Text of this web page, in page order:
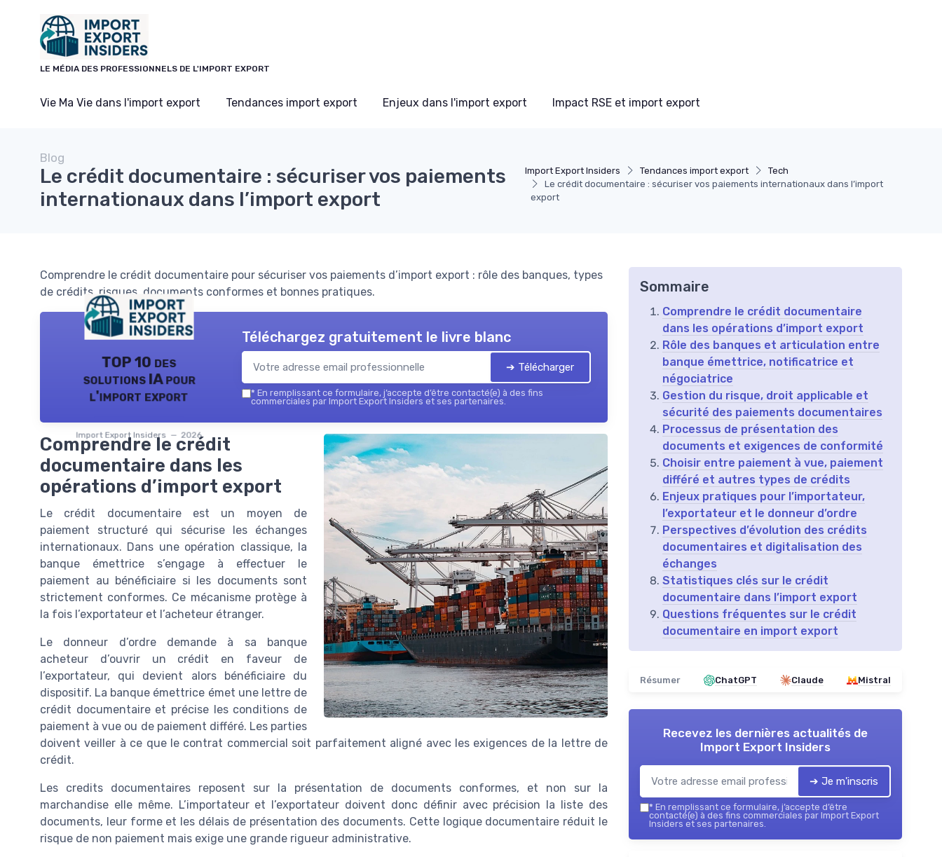
LE MÉDIA DES PROFESSIONNELS DE L'IMPORT EXPORT
Vie Ma Vie dans l'import export Tendances import export Enjeux dans l'import export Impact RSE et import export
Import Export Insiders Tendances import export
Tech
Le crédit documentaire : sécuriser vos paiements internationaux dans l’import
export
Blog
Le crédit documentaire : sécuriser vos paiements
internationaux dans l’import export
Comprendre le crédit documentaire pour sécuriser vos paiements d’import export : rôle des banques, types
de crédits, risques, documents conformes et bonnes pratiques.
TOP 10 des
solutions IA pour
l'import export
Import Export Insiders — 2026
Téléchargez gratuitement le livre blanc
➔ Télécharger
* En remplissant ce formulaire, j’accepte d’être contacté(e) à des fins
commerciales par Import Export Insiders et ses partenaires.
Comprendre le crédit
documentaire dans les
opérations d’import export
Le crédit documentaire est un moyen de
paiement structuré qui sécurise les échanges
internationaux. Dans une opération classique, la
banque émettrice s’engage à effectuer le
paiement au bénéficiaire si les documents sont
strictement conformes. Ce mécanisme protège à
la fois l’exportateur et l’acheteur étranger.
Le donneur d’ordre demande à sa banque
acheteur d’ouvrir un crédit en faveur de
l’exportateur, qui devient alors bénéficiaire du
dispositif. La banque émettrice émet une lettre de
crédit documentaire et précise les conditions de
paiement à vue ou de paiement différé. Les parties
doivent veiller à ce que le contrat commercial soit parfaitement aligné avec les exigences de la lettre de
crédit.
Les credits documentaires reposent sur la présentation de documents conformes, et non sur la
marchandise elle même. L’importateur et l’exportateur doivent donc définir avec précision la liste des
documents, leur forme et les délais de présentation des documents. Cette logique documentaire réduit le
risque de non paiement mais exige une grande rigueur administrative.
Sommaire
Comprendre le crédit documentaire
dans les opérations d’import export
Rôle des banques et articulation entre
banque émettrice, notificatrice et
négociatrice
Gestion du risque, droit applicable et
sécurité des paiements documentaires
Processus de présentation des
documents et exigences de conformité
Choisir entre paiement à vue, paiement
différé et autres types de crédits
Enjeux pratiques pour l’importateur,
l’exportateur et le donneur d’ordre
Perspectives d’évolution des crédits
documentaires et digitalisation des
échanges
Statistiques clés sur le crédit
documentaire dans l’import export
Questions fréquentes sur le crédit
documentaire en import export
Résumer ChatGPT Claude Mistral
Recevez les dernières actualités de
Import Export Insiders
➔ Je m'inscris
* En remplissant ce formulaire, j’accepte d’être
contacté(e) à des fins commerciales par Import Export
Insiders et ses partenaires.